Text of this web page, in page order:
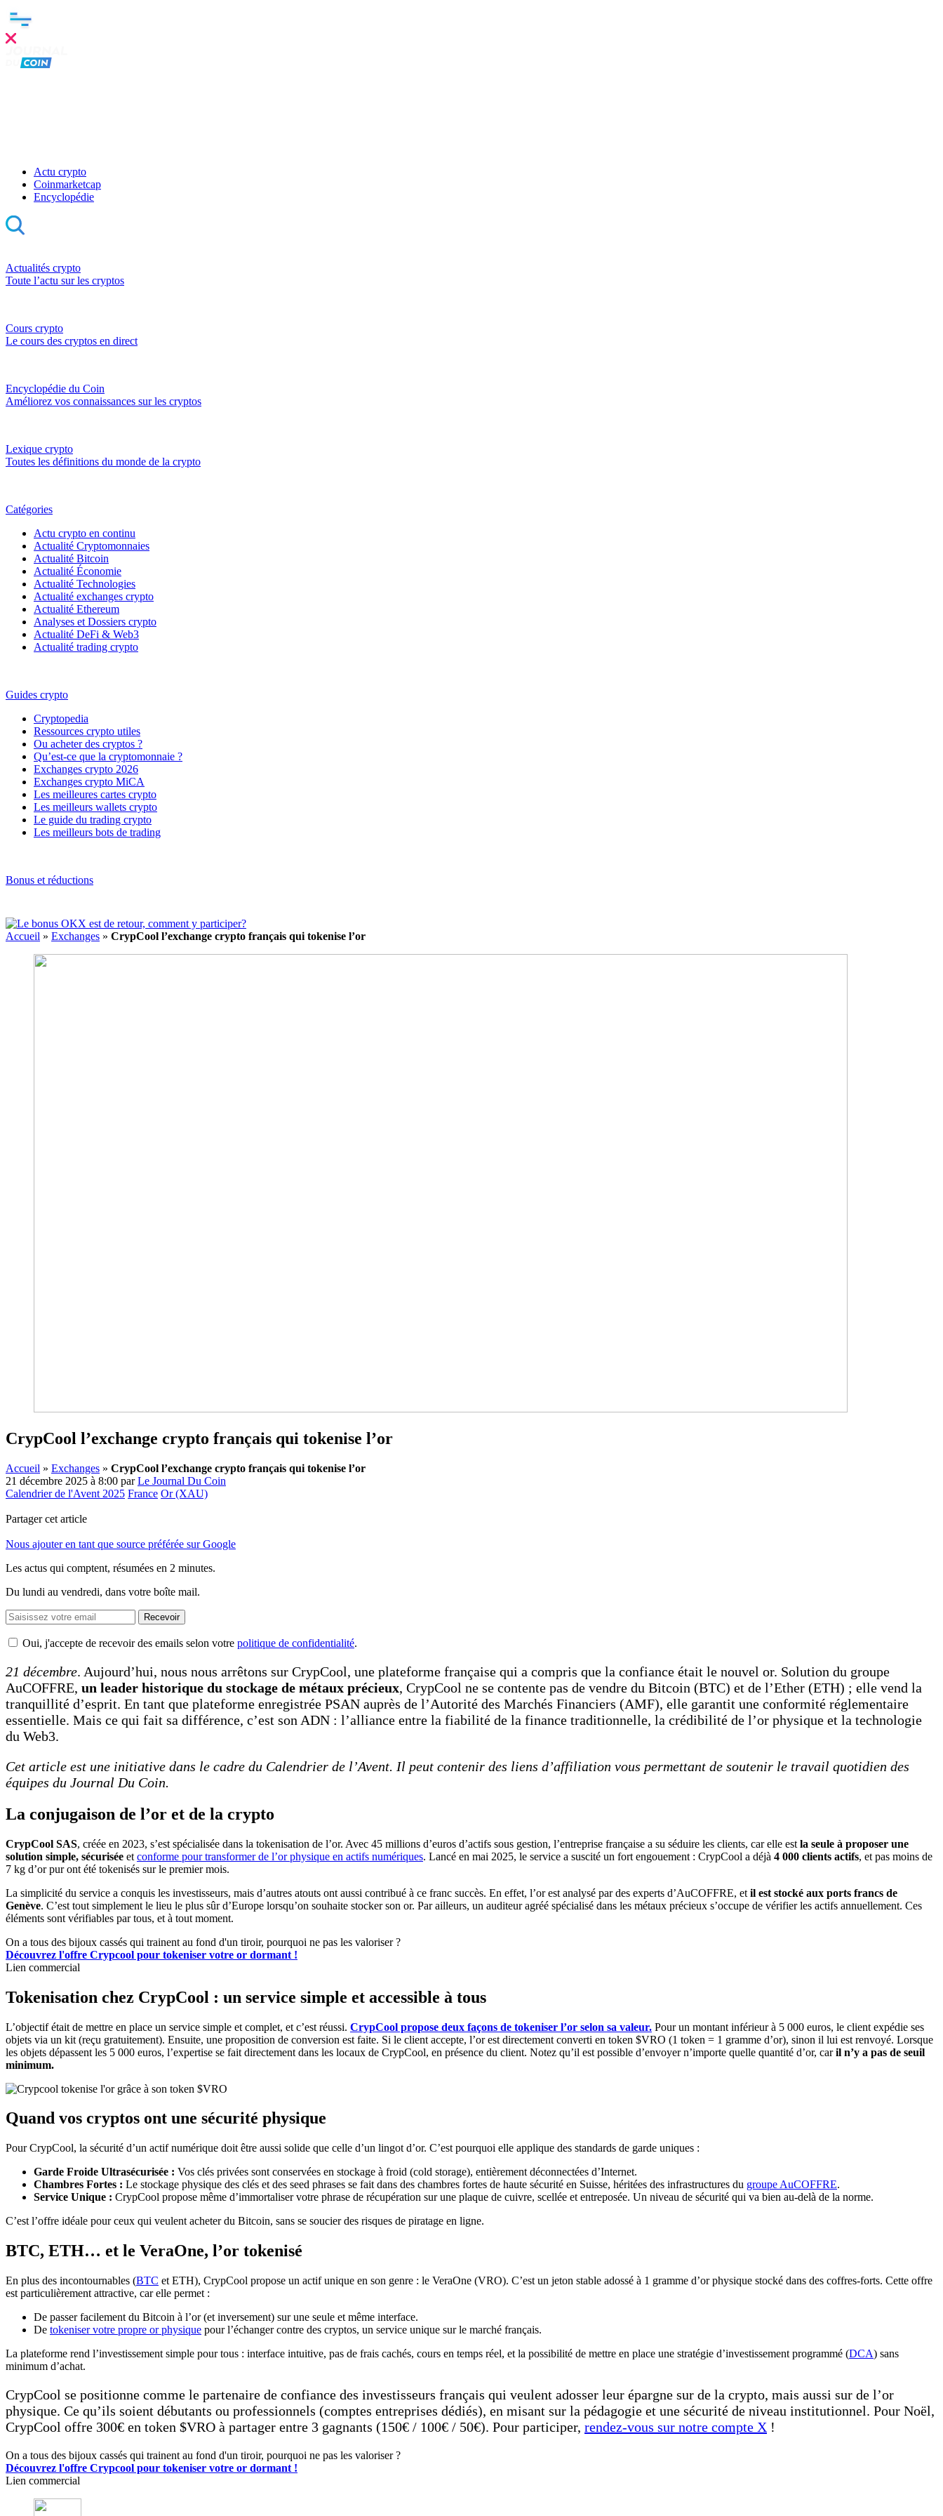
Actu crypto
Coinmarketcap
Encyclopédie
Actualités crypto
Toute l’actu sur les cryptos
Cours crypto
Le cours des cryptos en direct
Encyclopédie du Coin
Améliorez vos connaissances sur les cryptos
Lexique crypto
Toutes les définitions du monde de la crypto
Catégories
Actu crypto en continu
Actualité Cryptomonnaies
Actualité Bitcoin
Actualité Économie
Actualité Technologies
Actualité exchanges crypto
Actualité Ethereum
Analyses et Dossiers crypto
Actualité DeFi & Web3
Actualité trading crypto
Guides crypto
Cryptopedia
Ressources crypto utiles
Ou acheter des cryptos ?
Qu’est-ce que la cryptomonnaie ?
Exchanges crypto 2026
Exchanges crypto MiCA
Les meilleures cartes crypto
Les meilleurs wallets crypto
Le guide du trading crypto
Les meilleurs bots de trading
Bonus et réductions
Accueil » Exchanges » CrypCool l’exchange crypto français qui tokenise l’or
CrypCool l’exchange crypto français qui tokenise l’or
Accueil » Exchanges » CrypCool l’exchange crypto français qui tokenise l’or
21 décembre 2025 à 8:00 parLe Journal Du Coin
Calendrier de l'Avent 2025 France Or (XAU)
Partager cet article
Nous ajouter en tant que source préférée sur Google
Les actus qui comptent, résumées en 2 minutes.
Du lundi au vendredi, dans votre boîte mail.
Recevoir
Oui, j'accepte de recevoir des emails selon votre politique de confidentialité.
21 décembre. Aujourd’hui, nous nous arrêtons sur CrypCool, une plateforme française qui a compris que la confiance était le nouvel or. Solution du groupe
AuCOFFRE, un leader historique du stockage de métaux précieux, CrypCool ne se contente pas de vendre du Bitcoin (BTC) et de l’Ether (ETH) ; elle vend la
tranquillité d’esprit. En tant que plateforme enregistrée PSAN auprès de l’Autorité des Marchés Financiers (AMF), elle garantit une conformité réglementaire
essentielle. Mais ce qui fait sa différence, c’est son ADN : l’alliance entre la fiabilité de la finance traditionnelle, la crédibilité de l’or physique et la technologie
du Web3.
Cet article est une initiative dans le cadre du Calendrier de l’Avent. Il peut contenir des liens d’affiliation vous permettant de soutenir le travail quotidien des
équipes du Journal Du Coin.
La conjugaison de l’or et de la crypto
CrypCool SAS, créée en 2023, s’est spécialisée dans la tokenisation de l’or. Avec 45 millions d’euros d’actifs sous gestion, l’entreprise française a su séduire les clients, car elle est la seule à proposer une
solution simple, sécurisée et conforme pour transformer de l’or physique en actifs numériques. Lancé en mai 2025, le service a suscité un fort engouement : CrypCool a déjà 4 000 clients actifs, et pas moins de
7 kg d’or pur ont été tokenisés sur le premier mois.
La simplicité du service a conquis les investisseurs, mais d’autres atouts ont aussi contribué à ce franc succès. En effet, l’or est analysé par des experts d’AuCOFFRE, et il est stocké aux ports francs de
Genève. C’est tout simplement le lieu le plus sûr d’Europe lorsqu’on souhaite stocker son or. Par ailleurs, un auditeur agréé spécialisé dans les métaux précieux s’occupe de vérifier les actifs annuellement. Ces
éléments sont vérifiables par tous, et à tout moment.
On a tous des bijoux cassés qui trainent au fond d'un tiroir, pourquoi ne pas les valoriser ?
Découvrez l'offre Crypcool pour tokeniser votre or dormant !
Lien commercial
Tokenisation chez CrypCool : un service simple et accessible à tous
L’objectif était de mettre en place un service simple et complet, et c’est réussi. CrypCool propose deux façons de tokeniser l’or selon sa valeur. Pour un montant inférieur à 5 000 euros, le client expédie ses
objets via un kit (reçu gratuitement). Ensuite, une proposition de conversion est faite. Si le client accepte, l’or est directement converti en token $VRO (1 token = 1 gramme d’or), sinon il lui est renvoyé. Lorsque
les objets dépassent les 5 000 euros, l’expertise se fait directement dans les locaux de CrypCool, en présence du client. Notez qu’il est possible d’envoyer n’importe quelle quantité d’or, caril n’y a pas de seuil
minimum.
Quand vos cryptos ont une sécurité physique
Pour CrypCool, la sécurité d’un actif numérique doit être aussi solide que celle d’un lingot d’or. C’est pourquoi elle applique des standards de garde uniques :
Garde Froide Ultrasécurisée : Vos clés privées sont conservées en stockage à froid (cold storage), entièrement déconnectées d’Internet.
Chambres Fortes : Le stockage physique des clés et des seed phrases se fait dans des chambres fortes de haute sécurité en Suisse, héritées des infrastructures du groupe AuCOFFRE.
Service Unique : CrypCool propose même d’immortaliser votre phrase de récupération sur une plaque de cuivre, scellée et entreposée. Un niveau de sécurité qui va bien au-delà de la norme.
C’est l’offre idéale pour ceux qui veulent acheter du Bitcoin, sans se soucier des risques de piratage en ligne.
BTC, ETH… et le VeraOne, l’or tokenisé
En plus des incontournables (BTC et ETH), CrypCool propose un actif unique en son genre : le VeraOne (VRO). C’est un jeton stable adossé à 1 gramme d’or physique stocké dans des coffres-forts. Cette offre
est particulièrement attractive, car elle permet :
De passer facilement du Bitcoin à l’or (et inversement) sur une seule et même interface.
De tokeniser votre propre or physique pour l’échanger contre des cryptos, un service unique sur le marché français.
La plateforme rend l’investissement simple pour tous : interface intuitive, pas de frais cachés, cours en temps réel, et la possibilité de mettre en place une stratégie d’investissement programmé (DCA) sans
minimum d’achat.
CrypCool se positionne comme le partenaire de confiance des investisseurs français qui veulent adosser leur épargne sur de la crypto, mais aussi sur de l’or
physique. Ce qu’ils soient débutants ou professionnels (comptes entreprises dédiés), en misant sur la pédagogie et une sécurité de niveau institutionnel. Pour Noël,
CrypCool offre 300€ en token $VRO à partager entre 3 gagnants (150€ / 100€ / 50€). Pour participer, rendez-vous sur notre compte X !
On a tous des bijoux cassés qui trainent au fond d'un tiroir, pourquoi ne pas les valoriser ?
Découvrez l'offre Crypcool pour tokeniser votre or dormant !
Lien commercial